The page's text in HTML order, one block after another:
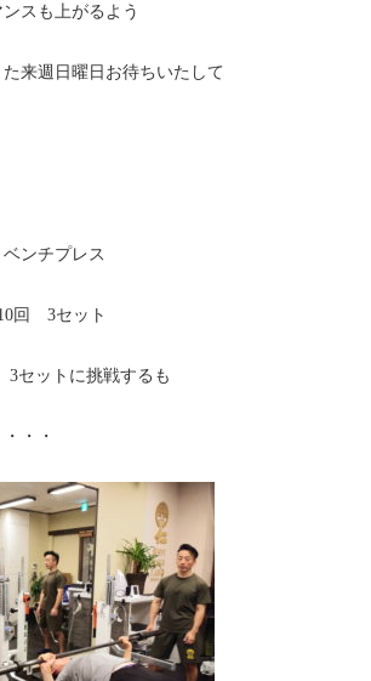
スも上がるよう
来週日曜日お待ちいたして
ンチプレス
回 3セット
セットに挑戦するも
・・